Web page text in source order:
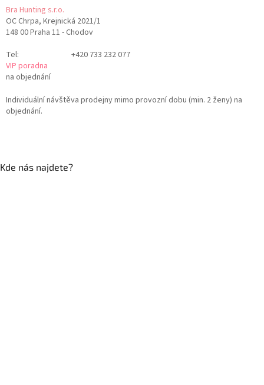
Bra Hunting s.r.o.
OC Chrpa, Krejnická 2021/1
148 00 Praha 11 - Chodov
Tel:
+420 733 232 077
VIP poradna
na objednání
Individuální návštěva prodejny mimo provozní dobu (min. 2 ženy) na
objednání.
Kde nás najdete?